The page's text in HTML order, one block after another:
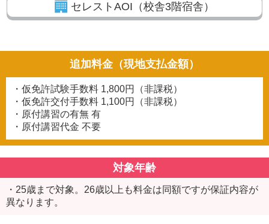
セレストAOI（校舎3階宿舎）
追加料金（現地支払金額）
・仮免許試験手数料 1,800円（非課税）
・仮免許交付手数料 1,100円（非課税）
・原付講習の有無 有
・原付講習代金 不要
対象年齢
・25歳まで対象。26歳以上も料金は同額ですが保証内容が
異なります。